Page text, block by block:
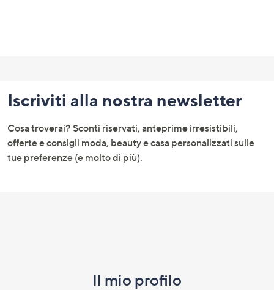
menu
e
informazioni
Iscriviti alla nostra newsletter
Cosa troverai? Sconti riservati, anteprime irresistibili,
offerte e consigli moda, beauty e casa personalizzati sulle
tue preferenze (e molto di più).
Il mio profilo​